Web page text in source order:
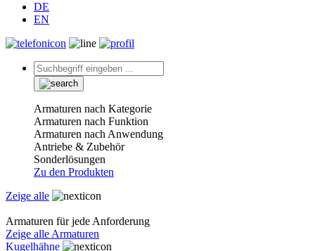
DE
EN
Armaturen nach Kategorie
Armaturen nach Funktion
Armaturen nach Anwendung
Antriebe & Zubehör
Sonderlösungen
Zu den Produkten
Zeige alle
Armaturen für jede Anforderung
Zeige alle Armaturen
Kugelhähne